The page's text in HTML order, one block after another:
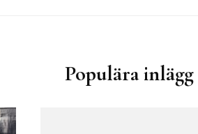
Populära inlägg